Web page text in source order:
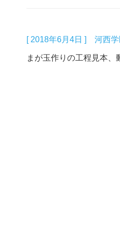
[ 2018年6月4日 ] 河西学
まが玉作りの工程見本、